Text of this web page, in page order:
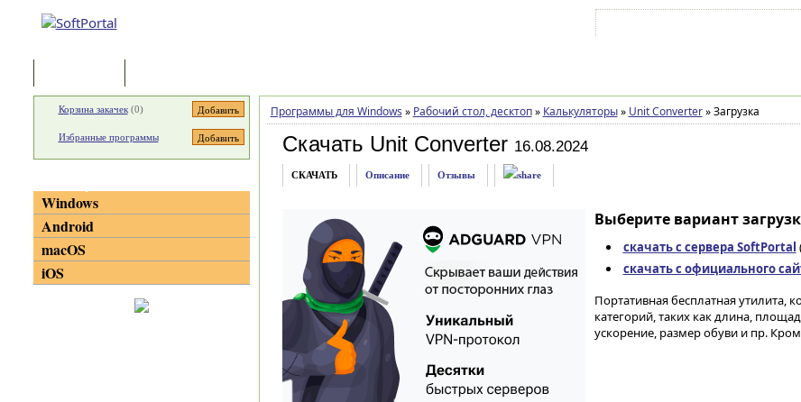
Программы для Windows » Рабочий стол, десктоп » Калькуляторы » Unit Converter »Загрузка
Скачать Unit Converter 16.08.2024
СКАЧАТЬ Описание Отзывы
Выберите вариант
скачать с сервера SoftPortal
скачать с официального
Портативная бесплатная утилита,
категорий, таких как длина,
ускорение, размер обуви и пр.
Корзина закачек(0)
Избранные программы
Windows
Android
macOS
iOS